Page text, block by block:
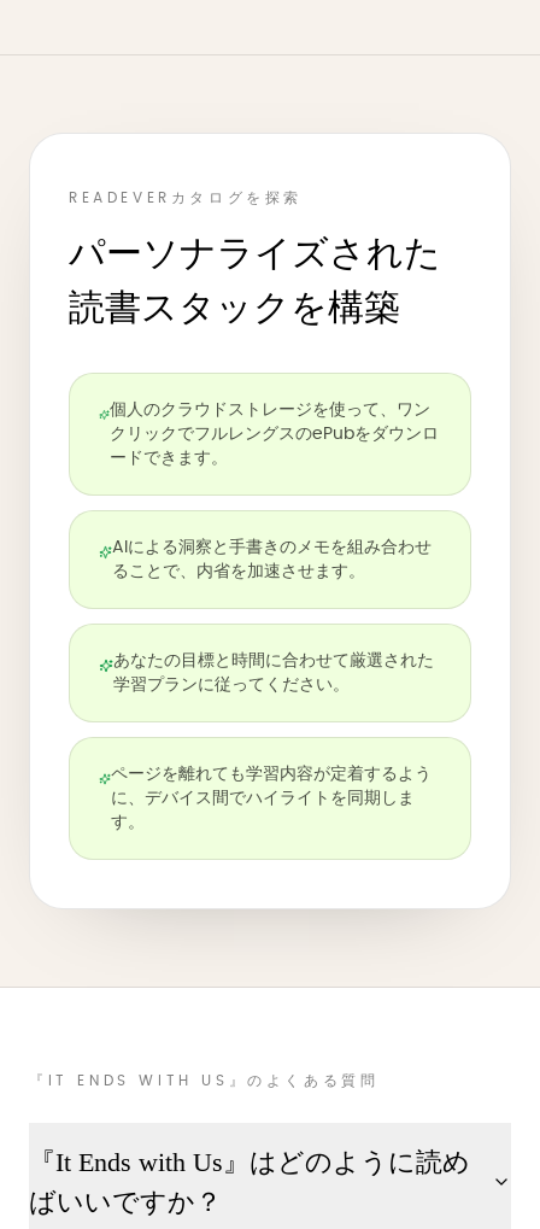
READEVERカタログを探索
パーソナライズされた
読書スタックを構築
個人のクラウドストレージを使って、ワン
クリックでフルレングスのePubをダウンロ
ードできます。
AIによる洞察と手書きのメモを組み合わせ
ることで、内省を加速させます。
あなたの目標と時間に合わせて厳選された
学習プランに従ってください。
ページを離れても学習内容が定着するよう
に、デバイス間でハイライトを同期しま
す。
『IT ENDS WITH US』のよくある質問
『It Ends with Us』はどのように読め
ばいいですか？